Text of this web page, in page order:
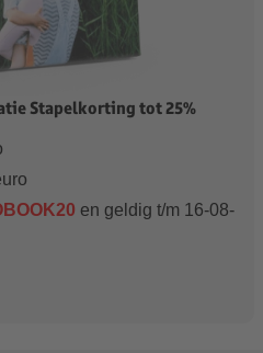
Stapelkorting tot 25%
en geldig t/m 16-08-